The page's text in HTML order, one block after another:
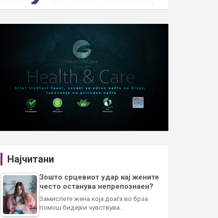
Најчитани
Зошто срцевиот удар кај жените
често останува непрепознаен?
Замислете жена која доаѓа во брза
помош бидејќи чувствува…